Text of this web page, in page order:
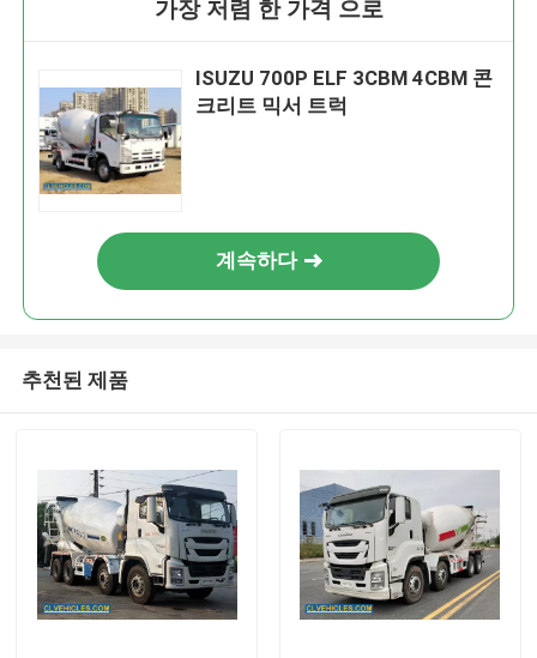
가장 저렴 한 가격 으로
ISUZU 700P ELF 3CBM 4CBM 콘
크리트 믹서 트럭
계속하다
추천된 제품